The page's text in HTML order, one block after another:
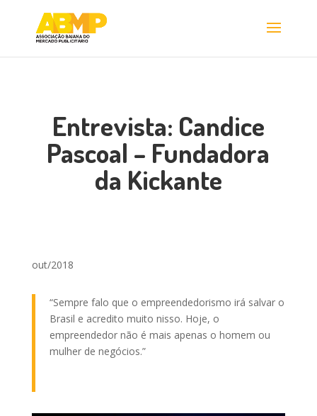
Entrevista: Candice
Pascoal – Fundadora
da Kickante
out/2018
“Sempre falo que o empreendedorismo irá salvar o
Brasil e acredito muito nisso. Hoje, o
empreendedor não é mais apenas o homem ou
mulher de negócios.”